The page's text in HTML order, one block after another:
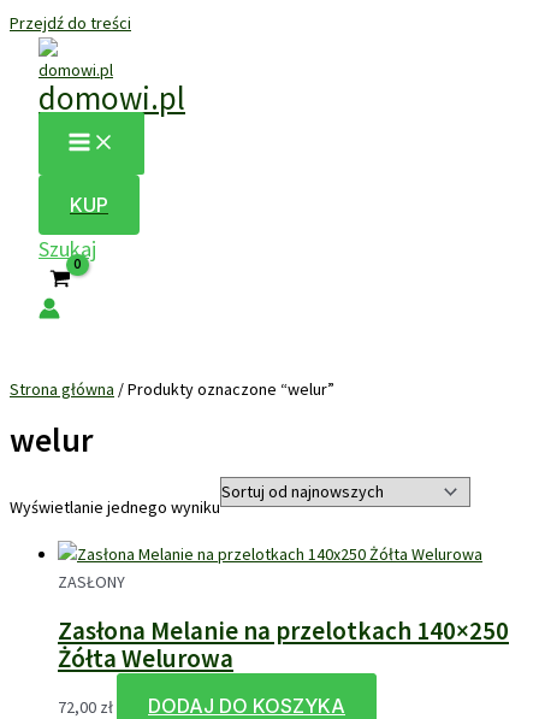
Przejdź do treści
domowi.pl
KUP
Szukaj
Strona główna / Produkty oznaczone “welur”
welur
Wyświetlanie jednego wyniku
ZASŁONY
Zasłona Melanie na przelotkach 140×250
Żółta Welurowa
72,00 zł DODAJ DO KOSZYKA